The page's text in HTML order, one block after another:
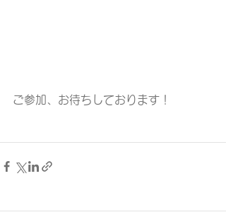
ご参加、お待ちしております！